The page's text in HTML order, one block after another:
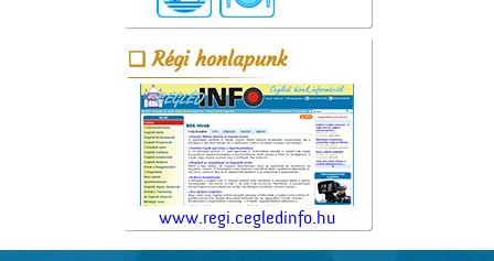
Régi honlapunk
www.regi.cegledinfo.hu